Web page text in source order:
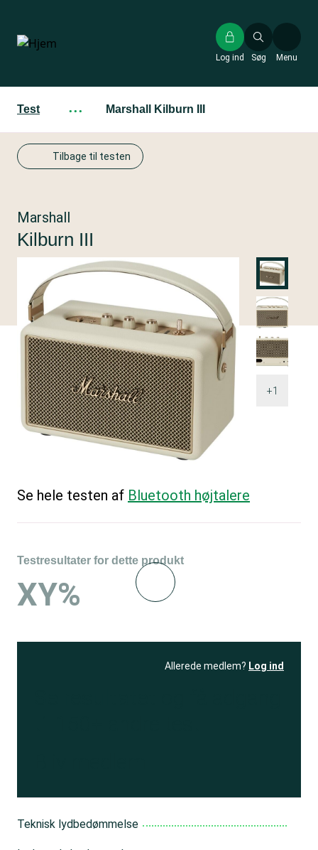
hovedindhold
Søg
Log ind Menu
Test ··· Marshall Kilburn III
Tilbage til testen
+1
Marshall
Kilburn III
Se hele testen af Bluetooth højtalere
Testresultater for dette produkt
XY%
Allerede medlem? Log ind
Teknisk lydbedømmelse